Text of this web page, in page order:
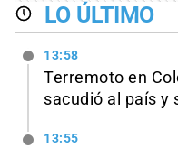
LO ÚLTIMO
13:58
Terremoto en
sacudió al país y
13:55